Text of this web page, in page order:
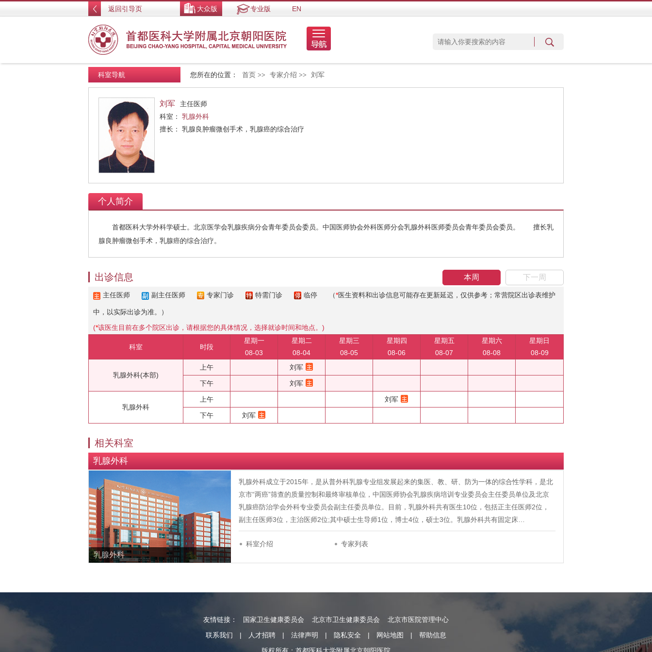
返回引导页 大众版 专业版 EN
您所在的位置： 首页 >> 专家介绍 >> 刘军
科室导航
刘军
主任医师
科室： 乳腺外科
擅长： 乳腺良肿瘤微创手术，乳腺癌的综合治疗
个人简介
首都医科大学外科学硕士。北京医学会乳腺疾病分会青年委员会委员。中国医师协会外科医师分会乳腺外科医师委员会青年委员会委员。 擅长乳
腺良肿瘤微创手术，乳腺癌的综合治疗。
本周 下一周
出诊信息
主任医师 副主任医师 专家门诊 特需门诊 临停 （*医生资料和出诊信息可能存在更新延迟，仅供参考；常营院区出诊表维护
中，以实际出诊为准。）
(*该医生目前在多个院区出诊，请根据您的具体情况，选择就诊时间和地点。)
科室 时段
星期一
08-03
星期二
08-04
星期三
08-05
星期四
08-06
星期五
08-07
星期六
08-08
星期日
08-09
乳腺外科(本部)
上午 刘军
下午 刘军
乳腺外科
上午 刘军
下午 刘军
相关科室
乳腺外科
乳腺外科
乳腺外科成立于2015年，是从普外科乳腺专业组发展起来的集医、教、研、防为一体的综合性学科，是北
京市“两癌”筛查的质量控制和最终审核单位，中国医师协会乳腺疾病培训专业委员会主任委员单位及北京
乳腺癌防治学会外科专业委员会副主任委员单位。目前，乳腺外科共有医生10位，包括正主任医师2位，
副主任医师3位，主治医师2位;其中硕士生导师1位，博士4位，硕士3位。乳腺外科共有固定床…
科室介绍 专家列表
友情链接： 国家卫生健康委员会 北京市卫生健康委员会
北京市医院管理中心
联系我们
| 人才招聘 | 法律声明 | 隐私安全 | 网站地图 |
帮助信息